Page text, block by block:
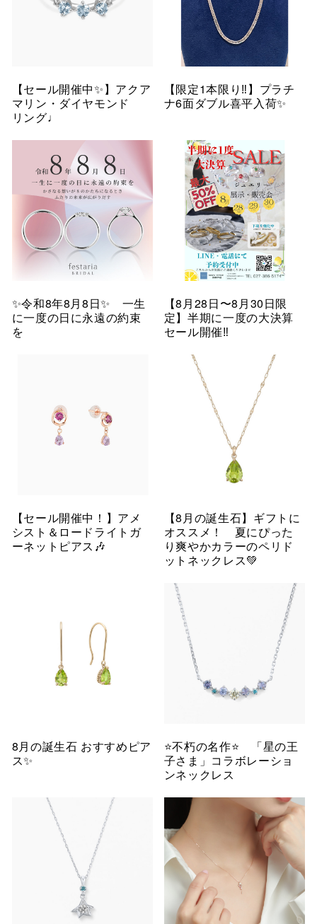
【セール開催中✨】アクア
マリン・ダイヤモンド
リング♩
【限定1本限り‼︎】プラチ
ナ6面ダブル喜平入荷✨
✨令和8年8月8日✨ 一生
に一度の日に永遠の約束
を
【8月28日〜8月30日限
定】半期に一度の大決算
セール開催‼︎
【セール開催中！】アメ
シスト＆ロードライトガ
ーネットピアス🎶
【8月の誕生石】ギフトに
オススメ！ 夏にぴった
り爽やかカラーのペリド
ットネックレス💚
8月の誕生石 おすすめピア
ス✨
⭐️不朽の名作⭐️ 「星の王
子さま」コラボレーショ
ンネックレス